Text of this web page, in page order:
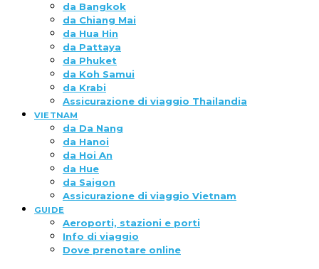
da Bangkok
da Chiang Mai
da Hua Hin
da Pattaya
da Phuket
da Koh Samui
da Krabi
Assicurazione di viaggio Thailandia
VIETNAM
da Da Nang
da Hanoi
da Hoi An
da Hue
da Saigon
Assicurazione di viaggio Vietnam
GUIDE
Aeroporti, stazioni e porti
Info di viaggio
Dove prenotare online